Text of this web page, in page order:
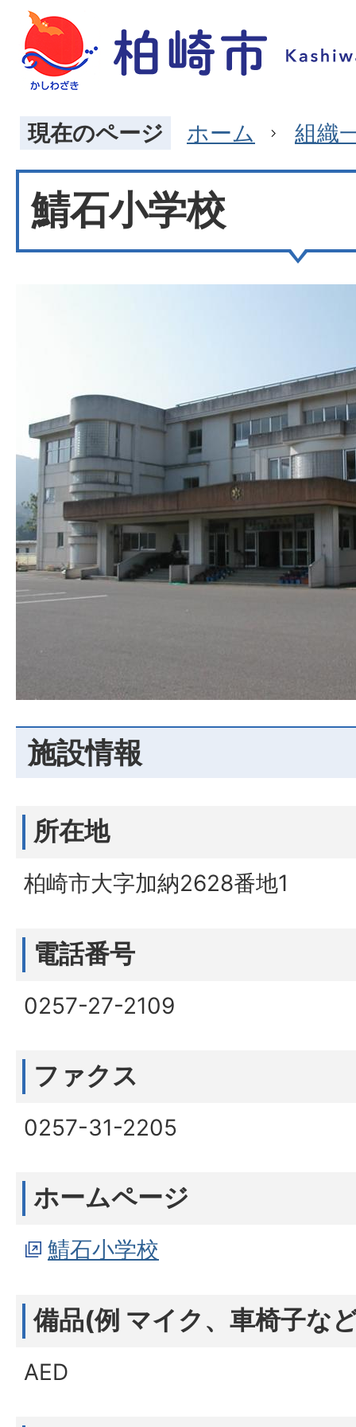
現在のページ ホーム 組織
鯖石小学校
施設情報
所在地
柏崎市大字加納2628番地1
電話番号
0257-27-2109
ファクス
0257-31-2205
ホームページ
鯖石小学校
備品(例 マイク、車椅子な
AED